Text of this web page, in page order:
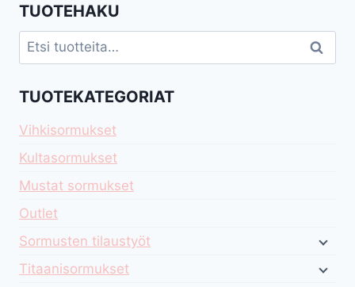
TUOTEHAKU
Etsi: Haku
TUOTEKATEGORIAT
Vihkisormukset
Kultasormukset
Mustat sormukset
Outlet
Sormusten tilaustyöt
Titaanisormukset